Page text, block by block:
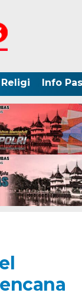
Religi Info